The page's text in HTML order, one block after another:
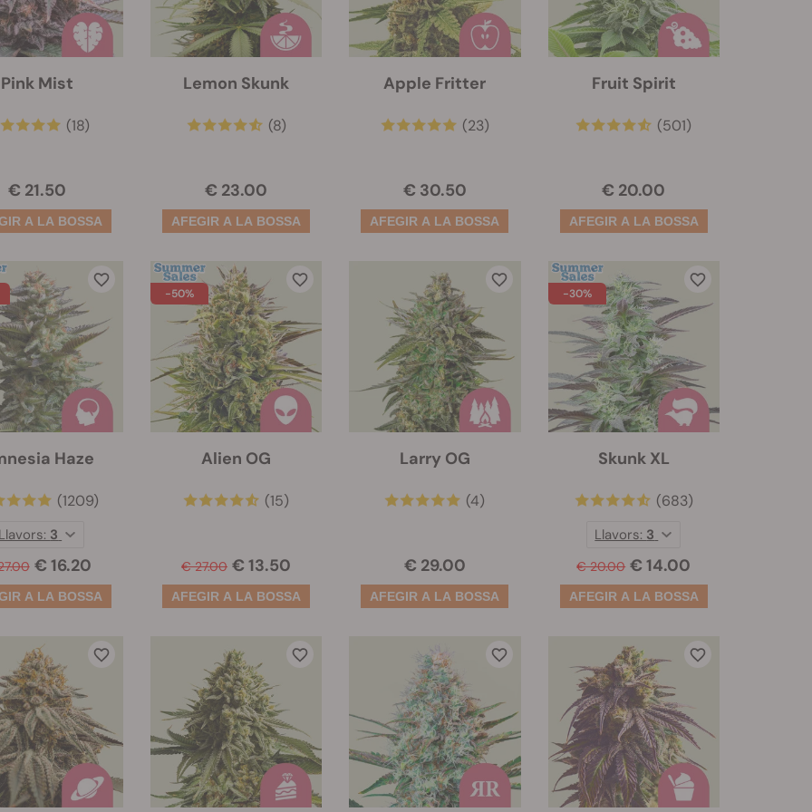
Pink Mist
(18)
€ 21.50
Lemon Skunk
(8)
€ 23.00
Apple Fritter
(23)
€ 30.50
Fruit Spirit
(501)
€ 20.00
Haze
(1209)
€ 16.20
3
-50%
Alien OG
(15)
€ 27.00 € 13.50
Larry OG
(4)
€ 29.00
-30%
Skunk XL
(683)
€ 20.00 € 14.00
Llavors: 3